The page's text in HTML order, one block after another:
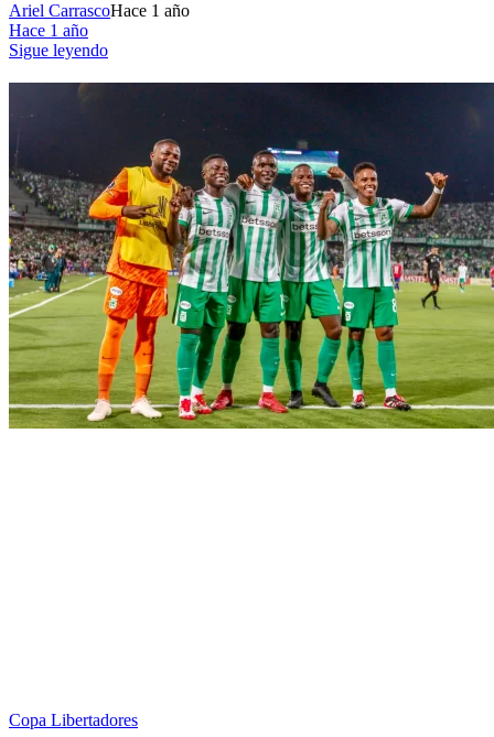
Ariel CarrascoHace 1 año
Hace 1 año
Sigue leyendo
Copa Libertadores